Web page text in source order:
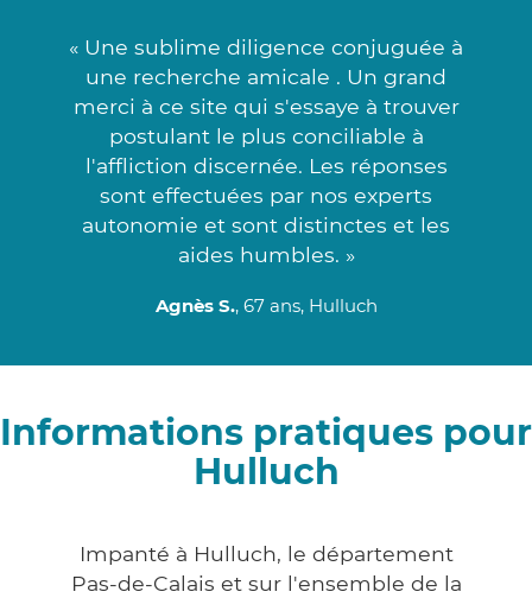
« Une sublime diligence conjuguée à
une recherche amicale . Un grand
merci à ce site qui s'essaye à trouver
postulant le plus conciliable à
l'affliction discernée. Les réponses
sont effectuées par nos experts
autonomie et sont distinctes et les
aides humbles. »
Agnès S., 67 ans, Hulluch
Informations pratiques pour
Hulluch
Impanté à Hulluch, le département
Pas-de-Calais et sur l'ensemble de la